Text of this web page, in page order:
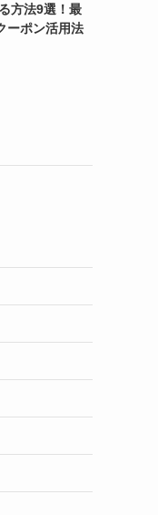
方法9選！最
ーポン活用法